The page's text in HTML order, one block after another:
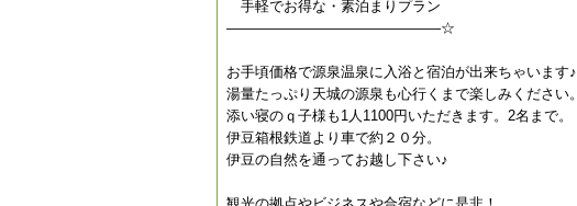
手軽でお得な・素泊まりプラン
———————————————☆
お手頃価格で源泉温泉に入浴と宿泊が出来ちゃいます♪
湯量たっぷり天城の源泉も心行くまで楽しみください。
添い寝のｑ子様も1人1100円いただきます。2名まで。
伊豆箱根鉄道より車で約２０分。
伊豆の自然を通ってお越し下さい♪